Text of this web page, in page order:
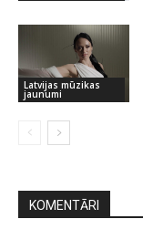
Latvijas mūzikas
jaunumi
KOMENTĀRI